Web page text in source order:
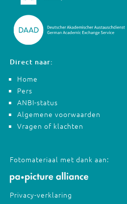
Direct naar:
Home
Pers
ANBI-status
Algemene voorwaarden
Vragen of klachten
Fotomateriaal met dank aan:
Privacy-verklaring